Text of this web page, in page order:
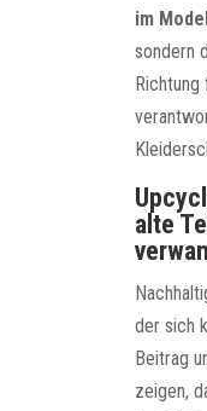
im
sondern
alte
der sich
Beitrag
zeigen,